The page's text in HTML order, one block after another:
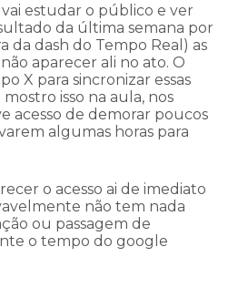
estudar o público e ver
da última semana por
da dash do Tempo Real) as
aparecer ali no ato. O
X para sincronizar essas
isso na aula, nos
acesso de demorar poucos
algumas horas para
o acesso ai de imediato
não tem nada
ou passagem de
o tempo do google